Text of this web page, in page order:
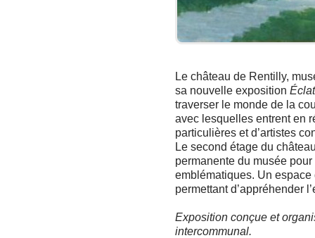
Le château de Rentilly,
sa nouvelle exposition
traverser le monde de la
avec lesquelles entrent en
particulières et d’artistes
Le second étage du
permanente du musée
emblématiques. Un
permettant d’appréhender
Exposition conçue et
intercommunal.